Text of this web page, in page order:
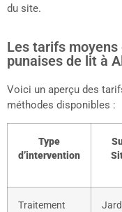
du site.
Les tarifs
punaises de lit à
Voici un aperçu des
méthodes disponibles :
Type
d’intervention
Traitement